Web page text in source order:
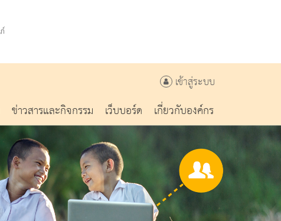
เข้าสู่ระบบ
ข่าวสารและกิจกรรม เว็บบอร์ด เกี่ยวกับองค์กร